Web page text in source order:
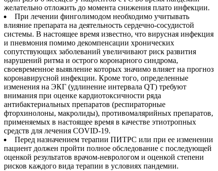
желательно отложить до момента снижения плато инфекции.
При лечении финголимодом необходимо учитывать
влияние препарата на деятельность сердечно-сосудистой
системы. В настоящее время известно, что вирусная инфекция
и пневмония помимо декомпенсации хронических
сопутствующих заболеваний увеличивают риск развития
нарушений ритма и острого коронарного синдрома,
своевременное выявление которых значимо влияет на прогноз
коронавирусной инфекции. Кроме того, определенные
изменения на ЭКГ (удлинение интервала QT) требуют
внимания при оценке кардиотоксичности ряда
антибактериальных препаратов (респираторные
фторхинолоны, макролиды), противомалярийных препаратов,
применяемых в настоящее время в качестве этиотропных
средств для лечения COVID-19.
Перед назначением терапии ПИТРС или при ее изменении
пациент должен пройти полное обследование с последующей
оценкой результатов врачом-неврологом и оценкой степени
рисков каждого вида терапии в условиях пандемии.